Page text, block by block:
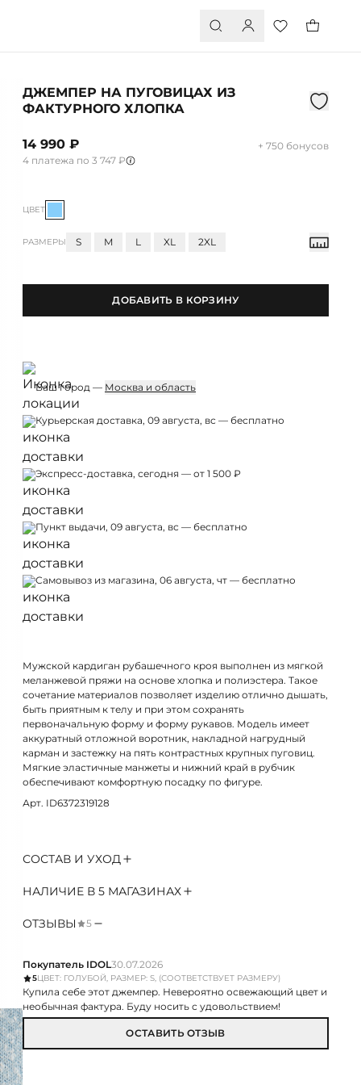
ДЖЕМПЕР НА ПУГОВИЦАХ ИЗ
ФАКТУРНОГО ХЛОПКА
14 990 ₽
+ 750 бонусов
4 платежа по 3 747 ₽
ЦВЕТ
РАЗМЕРЫ S M L XL 2XL
ДОБАВИТЬ В КОРЗИНУ
Ваш город — Москва и область
Курьерская доставка, 09 августа, вс — бесплатно
Экспресс-доставка, сегодня — от 1 500 ₽
Пункт выдачи, 09 августа, вс — бесплатно
Самовывоз из магазина, 06 августа, чт — бесплатно
Мужской кардиган рубашечного кроя выполнен из мягкой
меланжевой пряжи на основе хлопка и полиэстера. Такое
сочетание материалов позволяет изделию отлично дышать,
быть приятным к телу и при этом сохранять
первоначальную форму и форму рукавов. Модель имеет
аккуратный отложной воротник, накладной нагрудный
карман и застежку на пять контрастных крупных пуговиц.
Мягкие эластичные манжеты и нижний край в рубчик
обеспечивают комфортную посадку по фигуре.
Арт. ID6372319128
СОСТАВ И УХОД
НАЛИЧИЕ В 5 МАГАЗИНАХ
ОТЗЫВЫ 5
Покупатель IDOL30.07.2026
5ЦВЕТ: ГОЛУБОЙ, РАЗМЕР: S, (СООТВЕТСТВУЕТ РАЗМЕРУ)
Купила себе этот джемпер. Невероятно освежающий цвет и
необычная фактура. Буду носить с удовольствием!
ОСТАВИТЬ ОТЗЫВ